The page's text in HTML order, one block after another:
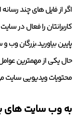
اگر از فایل های چند
کاربرانتان را فعال در
پایین بیاورید.بزرگان
حال یکی از مهمترین
محتویات ویدیویی سایت
به وب سایت های